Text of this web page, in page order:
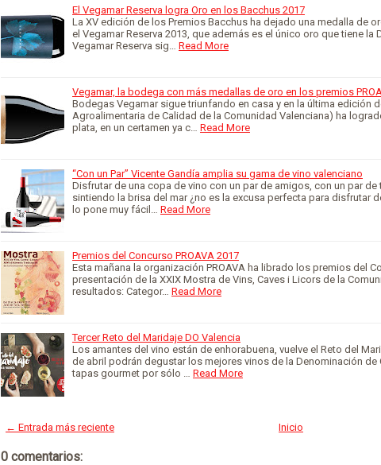
El Vegamar Reserva logra Oro en los Bacchus 2017
La XV edición de los Premios Bacchus ha dejado una medalla de
el Vegamar Reserva 2013, que además es el único oro que tiene la
Vegamar Reserva sig…
Read More
Vegamar, la bodega con más medallas de oro en los premios
Bodegas Vegamar sigue triunfando en casa y en la última edición
Agroalimentaria de Calidad de la Comunidad Valenciana) ha
plata, en un certamen ya c…
Read More
“Con un Par” Vicente Gandía amplia su gama de vino valenciano
Disfrutar de una copa de vino con un par de amigos, con un par
sintiendo la brisa del mar ¿no es la excusa perfecta para disfrutar
lo pone muy fácil…
Read More
Premios del Concurso PROAVA 2017
Esta mañana la organización PROAVA ha librado los premios del
presentación de la XXIX Mostra de Vins, Caves i Licors de la
resultados: Categor…
Read More
Tercer Reto del Maridaje DO Valencia
Los amantes del vino están de enhorabuena, vuelve el Reto del
de abril podrán degustar los mejores vinos de la Denominación
tapas gourmet por sólo …
Read More
← Entrada más reciente Inicio
0 comentarios: